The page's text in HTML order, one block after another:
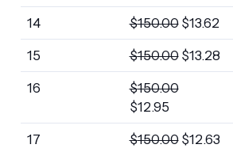
14 $150.00 $13.62
15 $150.00 $13.28
16 $150.00
$12.95
17 $150.00 $12.63